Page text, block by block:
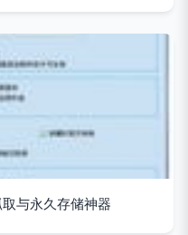
与永久存储神器